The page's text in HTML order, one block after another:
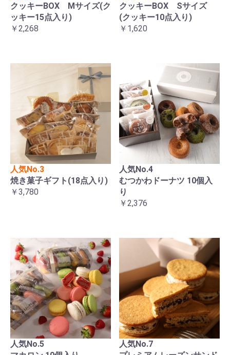
クッキーBOX Mサイズ(ク
ッキー15点入り)
￥2,268
クッキーBOX Sサイズ
(クッキー10点入り)
￥1,620
人気No.3
焼き菓子ギフト(18点入り)
￥3,780
人気No.4
むつかわドーナツ 10個入
り
￥2,376
人気No.5
人気No.7